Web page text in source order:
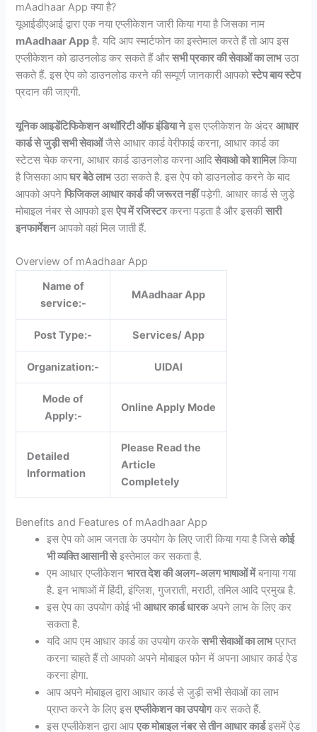
mAadhaar App क्या है?
यूआईडीएआई द्वारा एक नया एप्लीकेशन जारी किया गया है जिसका नाम
mAadhaar App है. यदि आप स्मार्टफोन का इस्तेमाल करते हैं तो आप इस
एप्लीकेशन को डाउनलोड कर सकते हैं औरसभी प्रकार की सेवाओं का लाभउठा
सकते हैं. इस ऐप को डाउनलोड करने की सम्पूर्ण जानकारी आपकोस्टेप बाय स्टेप
प्रदान की जाएगी.
यूनिक आइडेंटिफिकेशन अथॉरिटी ऑफ इंडिया नेइस एप्लीकेशन के अंदरआधार
कार्ड से जुड़ी सभी सेवाओंजैसे आधार कार्ड वेरीफाई करना, आधार कार्ड का
स्टेटस चेक करना, आधार कार्ड डाउनलोड करना आदिसेवाओ को शामिलकिया
है जिसका आपघर बेठे लाभउठा सकते है. इस ऐप को डाउनलोड करने के बाद
आपको अपनेफिजिकल आधार कार्ड की जरूरत नहींपड़ेगी. आधार कार्ड से जुड़े
मोबाइल नंबर से आपको इसऐप में रजिस्टरकरना पड़ता है और इसकीसारी
इनफार्मेशनआपको वहां मिल जाती हैं.
Overview of mAadhaar App
Name of
service:-
MAadhaar App
Post Type:- Services/ App
Organization:- UIDAI
Mode of
Apply:-
Online Apply Mode
Detailed
Information
Please Read the
Article
Completely
Benefits and Features of mAadhaar App
इस ऐप को आम जनता के उपयोग के लिए जारी किया गया है जिसेकोई
भी व्यक्ति आसानी सेइस्तेमाल कर सकता है.
एम आधार एप्लीकेशनभारत देश की अलग-अलग भाषाओं मेंबनाया गया
है. इन भाषाओं में हिंदी, इंग्लिश, गुजराती, मराठी, तमिल आदि प्रमुख है.
इस ऐप का उपयोग कोई भीआधार कार्ड धारकअपने लाभ के लिए कर
सकता है.
यदि आप एम आधार कार्ड का उपयोग करकेसभी सेवाओं का लाभप्राप्त
करना चाहते हैं तो आपको अपने मोबाइल फोन में अपना आधार कार्ड ऐड
करना होगा.
आप अपने मोबाइल द्वारा आधार कार्ड से जुड़ी सभी सेवाओं का लाभ
प्राप्त करने के लिए इसएप्लीकेशन का उपयोगकर सकते हैं.
इस एप्लीकेशन द्वारा आपएक मोबाइल नंबर से तीन आधार कार्डइसमें ऐड